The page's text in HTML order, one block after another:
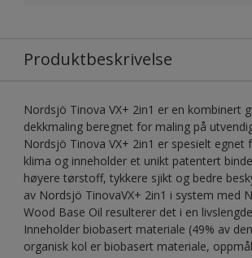
Produktbeskrivelse
Nordsjö Tinova VX+ 2in1 er en kombinert
dekkmaling beregnet for maling på
Nordsjö Tinova VX+ 2in1 er spesielt egnet
klima og inneholder et unikt patentert
høyere tørstoff, tykkere sjikt og bedre
av Nordsjö TinovaVX+ 2in1 i system med
Wood Base Oil resulterer det i en
Inneholder biobasert materiale (49% av
organisk kol er biobasert materiale,